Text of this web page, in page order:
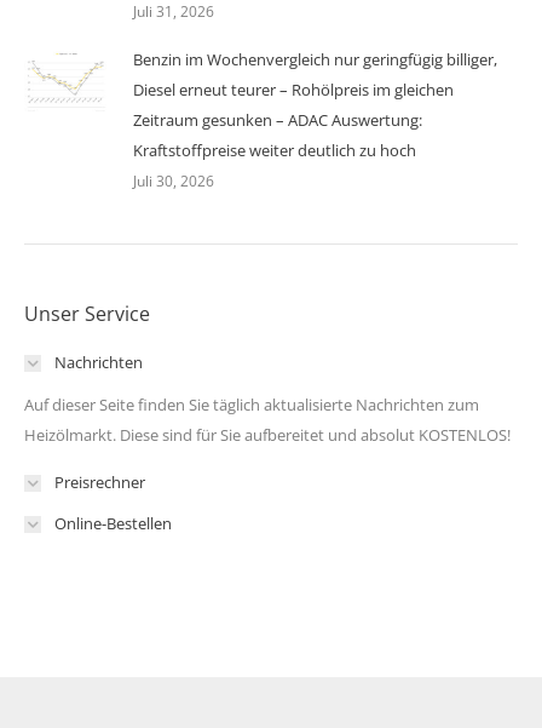
Juli 31, 2026
Benzin im Wochenvergleich nur geringfügig billiger,
Diesel erneut teurer – Rohölpreis im gleichen
Zeitraum gesunken – ADAC Auswertung:
Kraftstoffpreise weiter deutlich zu hoch
Juli 30, 2026
Unser Service
Nachrichten
Auf dieser Seite finden Sie täglich aktualisierte Nachrichten zum
Heizölmarkt. Diese sind für Sie aufbereitet und absolut KOSTENLOS!
Preisrechner
Online-Bestellen